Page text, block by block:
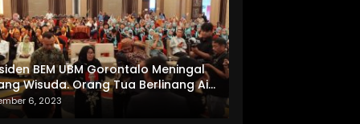
BEM UBM Gorontalo Meningal
Wisuda. Orang Tua Berlinang Air
Menerima SKL dan Pemasangan
6, 2023